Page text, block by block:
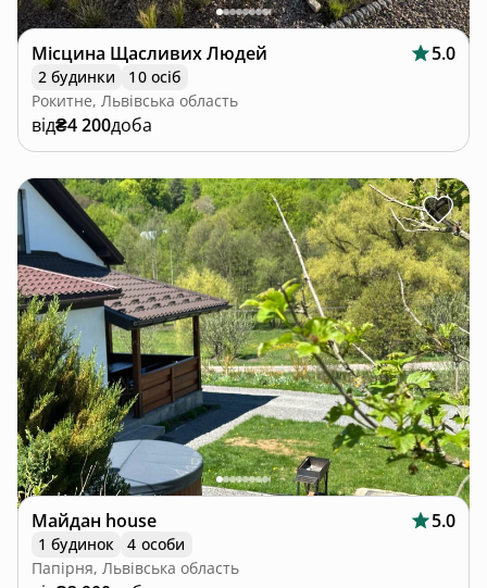
Місцина Щасливих Людей 5.0
2 будинки
10 осіб
Рокитне, Львівська область
від₴4 200доба
Майдан house 5.0
1 будинок
4 особи
Папірня, Львівська область